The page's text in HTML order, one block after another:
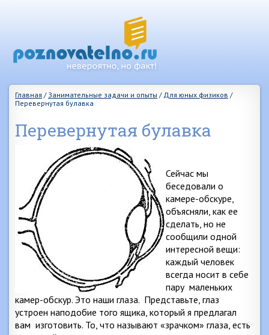
Главная / Занимательные задачи и опыты / Для юных физиков /
Перевернутая булавка
Перевернутая булавка
Сейчас мы
беседовали о
камере-обскуре,
объясняли, как ее
сделать, но не
сообщили одной
интересной вещи:
каждый человек
всегда носит в себе
пару маленьких
камер-обскур. Это наши глаза. Представьте, глаз
устроен наподобие того ящика, который я предлагал
вам изготовить. То, что называют «зрачком» глаза, есть